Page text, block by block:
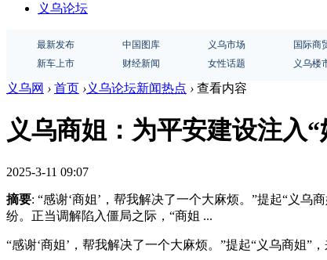
义乌论坛
最新发布 中国图库 义乌市场 国际商
新车上市
财经新闻 女性话题 义乌楼
义乌网 › 首页 ›义乌论坛新闻热点 › 查看内容
义乌商姐：为平安建设注入
2025-3-11 09:07
摘要: “感谢‘商姐’，帮我解决了一个大麻烦。”提起“义
纷。正当调解陷入僵局之际，“商姐 ...
“感谢‘商姐’，帮我解决了一个大麻烦。”提起“义乌商姐”